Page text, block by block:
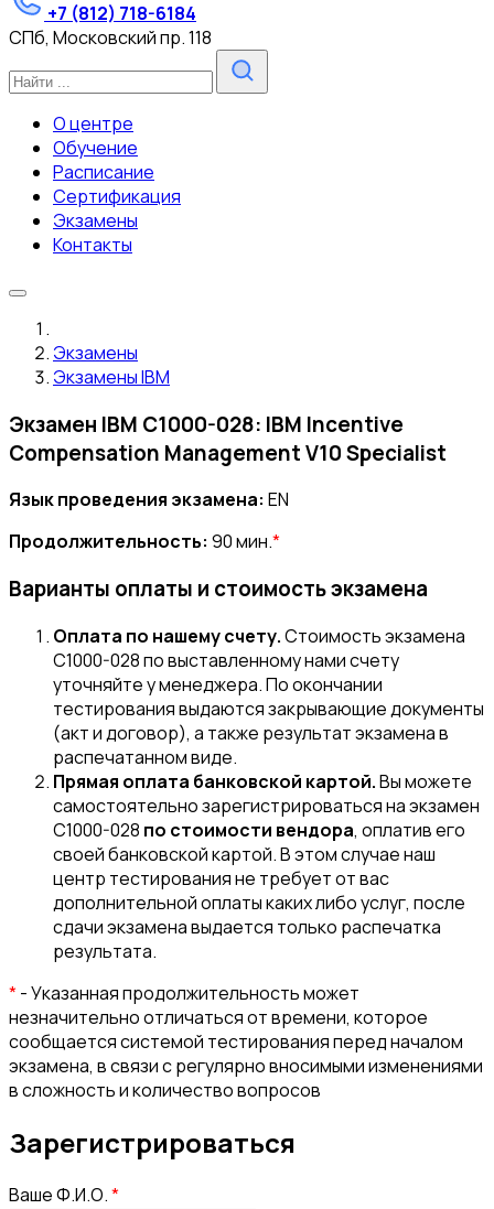
+7 (812) 718-6184
СПб, Московский пр. 118
О центре
Обучение
Расписание
Сертификация
Экзамены
Контакты
Экзамены
Экзамены IBM
Экзамен IBM C1000-028: IBM Incentive
Compensation Management V10 Specialist
Язык проведения экзамена: EN
Продолжительность: 90 мин.*
Варианты оплаты и стоимость экзамена
Оплата по нашему счету.Стоимость экзамена
C1000-028 по выставленному нами счету
уточняйте у менеджера. По окончании
тестирования выдаются закрывающие документы
(акт и договор), а также результат экзамена в
распечатанном виде.
Прямая оплата банковской картой.Вы можете
самостоятельно зарегистрироваться на экзамен
C1000-028 по стоимости вендора, оплатив его
своей банковской картой. В этом случае наш
центр тестирования не требует от вас
дополнительной оплаты каких либо услуг, после
сдачи экзамена выдается только распечатка
результата.
*- Указанная продолжительность может
незначительно отличаться от времени, которое
сообщается системой тестирования перед началом
экзамена, в связи с регулярно вносимыми изменениями
в сложность и количество вопросов
Зарегистрироваться
Ваше Ф.И.О.*